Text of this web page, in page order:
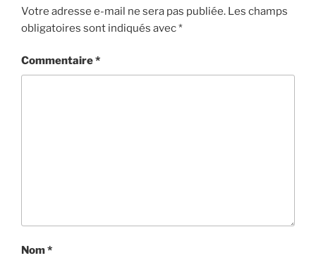
Votre adresse e-mail ne sera pas publiée. Les champs
obligatoires sont indiqués avec*
Commentaire*
Nom*